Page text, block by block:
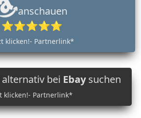
anschauen
⭐⭐⭐⭐⭐
klicken!- Partnerlink*
bei Ebaysuchen
klicken!- Partnerlink*